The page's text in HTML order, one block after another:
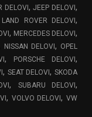
DELOVI ,JEEP DELOVI ,
LAND ROVER DELOVI ,
, MERCEDES DELOVI,
NISSAN DELOVI , OPEL
, PORSCHE DELOVI ,
, SEAT DELOVI, SKODA
, SUBARU DELOVI,
, VOLVO DELOVI, VW